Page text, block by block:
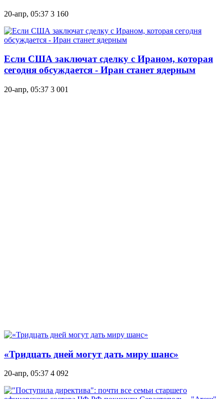
20-апр, 05:37 3 160
Если США заключат сделку с Ираном, которая
сегодня обсуждается - Иран станет ядерным
20-апр, 05:37 3 001
«Тридцать дней могут дать миру шанс»
20-апр, 05:37 4 092